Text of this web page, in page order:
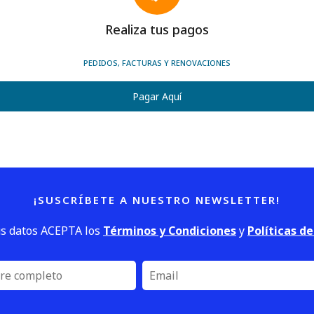
Realiza tus pagos
PEDIDOS, FACTURAS Y RENOVACIONES
Pagar Aquí
¡SUSCRÍBETE A NUESTRO NEWSLETTER!
datos ACEPTA los Términos y Condicionesy Políticas